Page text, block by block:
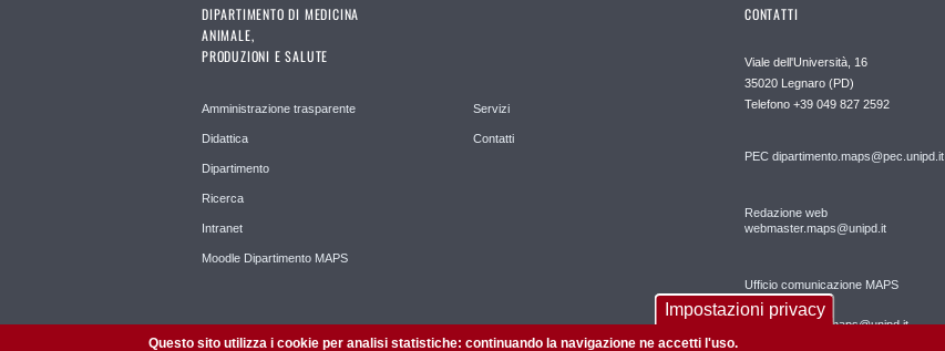
DIPARTIMENTO DI MEDICINA
ANIMALE,
PRODUZIONI E SALUTE
Amministrazione trasparente
Didattica
Dipartimento
Ricerca
Intranet
Moodle Dipartimento MAPS
Servizi
Contatti
CONTATTI
Viale dell'Università, 16
35020 Legnaro (PD)
Telefono +39 049 827 2592
PEC dipartimento.maps@pec.unipd.it
Redazione web
webmaster.maps@unipd.it
Ufficio comunicazione MAPS
comunicazione.maps@unipd.it
Impostazioni privacy
Questo sito utilizza i cookie per analisi statistiche: continuando la navigazione ne accetti l'uso.